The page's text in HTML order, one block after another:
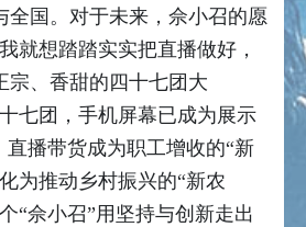
全国。对于未来，佘小召的愿
就想踏踏实实把直播做好，
宗、香甜的四十七团大
七团，手机屏幕已成为展示
直播带货成为职工增收的“新
为推动乡村振兴的“新农
“佘小召”用坚持与创新走出